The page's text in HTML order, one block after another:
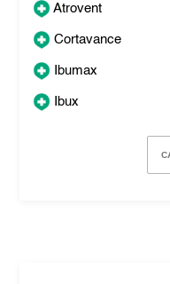
Atrovent
Cortavance
Ibumax
Ibux